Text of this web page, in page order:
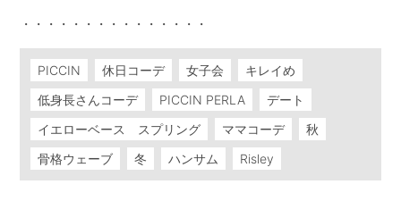
PICCIN 休日コーデ 女子会
キレイめ
低身長さんコーデ
PICCIN PERLA
デート
イエローベース スプリング
ママコーデ
秋
骨格ウェーブ
冬 ハンサム Risley